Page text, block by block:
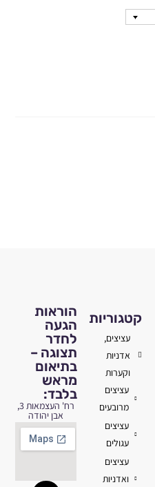
הוראות
הגעה
לחדר
תצוגה –
בתיאום
מראש
בלבד:
רח' העצמאות 3,
אבן יהודה
קטגוריות
עציצים,
אדניות
וקערות
עציצים
מרובעים
עציצים
עגולים
עציצים
ואדניות